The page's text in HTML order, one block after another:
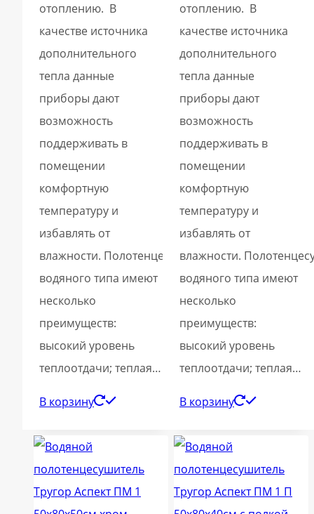
отоплению. В
качестве источника
дополнительного
тепла данные
приборы дают
возможность
поддерживать в
помещении
комфортную
температуру и
избавлять от
влажности. Полотенцесушители
водяного типа имеют
несколько
преимуществ:
высокий уровень
теплоотдачи; теплая…
В корзину
отоплению. В
качестве источника
дополнительного
тепла данные
приборы дают
возможность
поддерживать в
помещении
комфортную
температуру и
избавлять от
влажности.
водяного типа имеют
несколько
преимуществ:
высокий уровень
теплоотдачи; теплая…
В корзину